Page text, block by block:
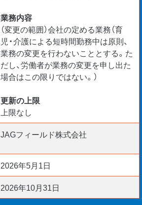
業務内容
（変更の範囲）会社の定める業務（育
児・介護による短時間勤務中は原則、
業務の変更を行わないこととする。た
だし、労働者が業務の変更を申し出た
場合はこの限りではない。）
更新の上限
上限なし
JAGフィールド株式会社
2026年5月1日
2026年10月31日